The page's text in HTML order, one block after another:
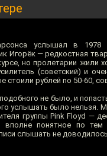
услышал в 1978
Игорёк — редкостная
но пролетарии жили
(советский) и
стоили рублей по 50-60,
не было, и
услышать было нельзя.
группы Pink Floyd —
понятное по тем
слышать не